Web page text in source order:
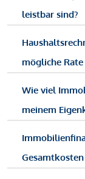
leistbar sind?
mögliche Rate
Wie viel
meinem
Gesamtkosten